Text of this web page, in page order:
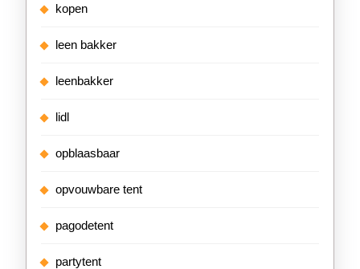
kopen
leen bakker
leenbakker
lidl
opblaasbaar
opvouwbare tent
pagodetent
partytent